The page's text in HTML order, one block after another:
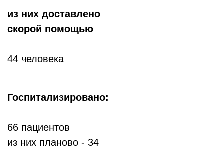
из них доставлено
скорой помощью
44 человека
Госпитализировано:
66 пациентов
из них планово - 34